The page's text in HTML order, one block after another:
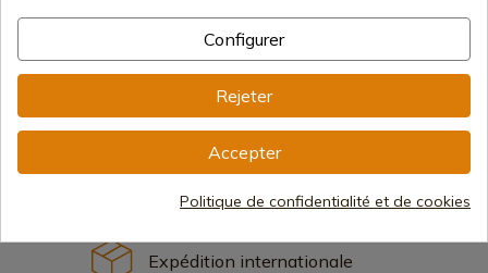
Vente en ligne depuis 1998
Méthodes de paiement
Expédition internationale
Configurer
Rejeter
Accepter
Politique de confidentialité et de cookies